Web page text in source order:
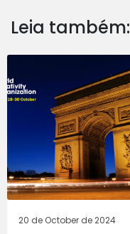
Leia também:
20 de October de 2024